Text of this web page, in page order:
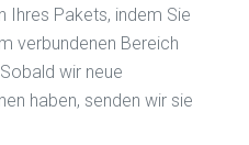
Ihres Pakets, indem Sie
verbundenen Bereich
wir neue
haben, senden wir sie